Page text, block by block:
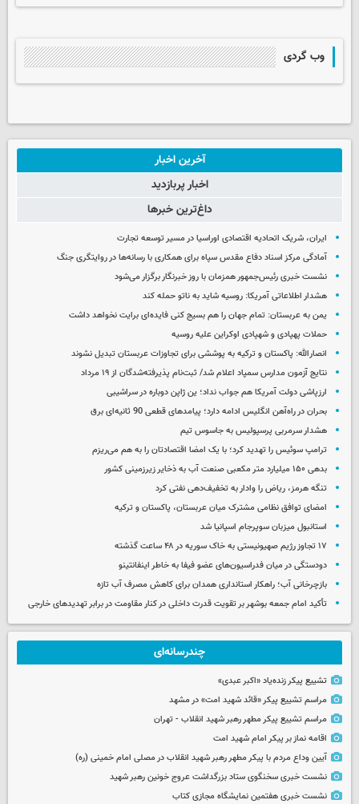
وب گردی
آخرین اخبار
اخبار پربازدید
داغ‌ترین خبرها
ایران، شریک اتحادیه اقتصادی اوراسیا در مسیر توسعه تجارت
آمادگی مرکز اسناد دفاع مقدس سپاه برای همکاری با رسانه‌ها در روایتگری جنگ
نشست خبری رئیس‌جمهور همزمان با روز خبرنگار برگزار می‌شود
هشدار اطلاعاتی آمریکا: روسیه شاید به ناتو حمله کند
یمن به عربستان: تمام جهان را هم بسیج کنی فایده‌ای برایت نخواهد داشت
حملات پهپادی و شهپادی اوکراین علیه روسیه
انصارالله: پاکستان و ترکیه به پوششی برای تجاوزات عربستان تبدیل نشوند
نتایج آزمون مدارس سمپاد اعلام شد/ ثبت‌نام پذیرفته‌شدگان از ۱۹ مرداد
ارزپاشی دولت آمریکا هم جواب نداد؛ ین ژاپن دوباره در سراشیبی
بحران در راه‌آهن انگلیس ادامه دارد؛ پیامدهای قطعی 90 ثانیه‌ای برق
هشدار سرمربی پرسپولیس به جاسوس تیم
ترامپ سوئیس را تهدید کرد؛ با یک امضا اقتصادتان را به هم می‌ریزم
بدهی ۱۵۰ میلیارد متر مکعبی صنعت آب به ذخایر زیرزمینی کشور
تنگه هرمز، ریاض را وادار به تخفیف‌دهی نفتی کرد
امضای توافق نظامی مشترک میان عربستان، پاکستان و ترکیه
استانبول میزبان سوپرجام اسپانیا شد
۱۷ تجاوز رژیم صهیونیستی به خاک سوریه در ۴۸ ساعت گذشته
دودستگی در میان فدراسیون‌های عضو فیفا به خاطر اینفانتینو
بازچرخانی آب؛ راهکار استانداری همدان برای کاهش مصرف آب تازه
تأکید امام جمعه بوشهر بر تقویت قدرت داخلی در کنار مقاومت در برابر تهدیدهای خارجی
چندرسانه‌ای
تشییع پیکر زنده‌یاد «اکبر عبدی»
مراسم تشییع پیکر «قائد شهید امت» در مشهد
مراسم تشییع پیکر مطهر رهبر شهید انقلاب - تهران
اقامه نماز بر پیکر امام شهید امت
آیین وداع مردم با پیکر مطهر رهبر شهید انقلاب در مصلی امام خمینی (ره)
نشست خبری سخنگوی ستاد بزرگداشت عروج خونین رهبر شهید
نشست خبری هفتمین نمایشگاه مجازی کتاب